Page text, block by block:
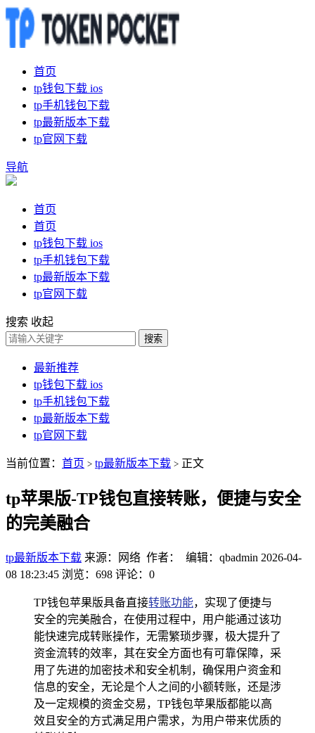
首页
tp钱包下载 ios
tp手机钱包下载
tp最新版本下载
tp官网下载
导航
首页
首页
tp钱包下载 ios
tp手机钱包下载
tp最新版本下载
tp官网下载
搜索 收起
搜索
最新推荐
tp钱包下载 ios
tp手机钱包下载
tp最新版本下载
tp官网下载
当前位置： 首页 > tp最新版本下载 > 正文
tp苹果版-TP钱包直接转账，便捷与安全
的完美融合
tp最新版本下载 来源：网络 作者： 编辑：qbadmin 2026-04-
08 18:23:45 浏览：698 评论：0
TP钱包苹果版具备直接转账功能，实现了便捷与
安全的完美融合，在使用过程中，用户能通过该功
能快速完成转账操作，无需繁琐步骤，极大提升了
资金流转的效率，其在安全方面也有可靠保障，采
用了先进的加密技术和安全机制，确保用户资金和
信息的安全，无论是个人之间的小额转账，还是涉
及一定规模的资金交易，TP钱包苹果版都能以高
效且安全的方式满足用户需求，为用户带来优质的